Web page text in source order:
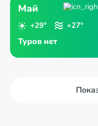
Май
+29° +27°
Туров нет